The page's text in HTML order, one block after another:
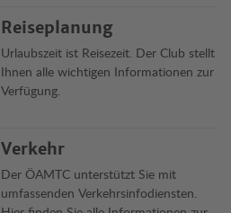
Reiseplanung
Urlaubszeit ist Reisezeit. Der Club stellt
Ihnen alle wichtigen Informationen zur
Verfügung.
Verkehr
Der ÖAMTC unterstützt Sie mit
umfassenden Verkehrsinfodiensten.